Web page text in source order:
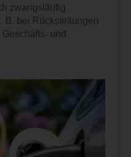
zwangsläufig
B. bei Rückstellungen
und